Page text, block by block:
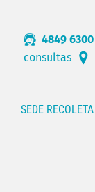
4849 6300
consultas
SEDE RECOLETA